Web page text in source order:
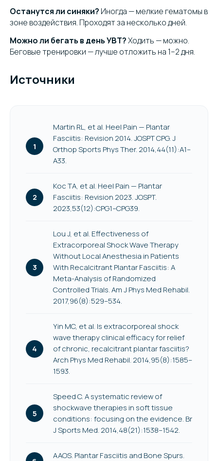
Останутся ли синяки? Иногда — мелкие гематомы в
зоне воздействия. Проходят за несколько дней.
Можно ли бегать в день УВТ?Ходить — можно.
Беговые тренировки — лучше отложить на 1–2 дня.
Источники
Martin RL, et al. Heel Pain — Plantar
Fasciitis: Revision 2014. JOSPT CPG. J
Orthop Sports Phys Ther. 2014,44(11):A1–
A33.
Koc TA, et al. Heel Pain — Plantar
Fasciitis: Revision 2023. JOSPT.
2023,53(12):CPG1–CPG39.
Lou J, et al. Effectiveness of
Extracorporeal Shock Wave Therapy
Without Local Anesthesia in Patients
With Recalcitrant Plantar Fasciitis: A
Meta-Analysis of Randomized
Controlled Trials. Am J Phys Med Rehabil.
2017,96(8):529–534.
Yin MC, et al. Is extracorporeal shock
wave therapy clinical efficacy for relief
of chronic, recalcitrant plantar fasciitis?
Arch Phys Med Rehabil. 2014,95(8):1585–
1593.
Speed C. A systematic review of
shockwave therapies in soft tissue
conditions: focusing on the evidence. Br
J Sports Med. 2014,48(21):1538–1542.
AAOS. Plantar Fasciitis and Bone Spurs.